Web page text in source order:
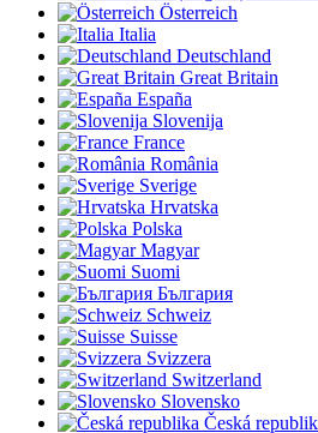
Österreich
Italia
Deutschland
Great Britain
España
Slovenija
France
România
Sverige
Hrvatska
Polska
Magyar
Suomi
България
Schweiz
Suisse
Svizzera
Switzerland
Slovensko
Česká